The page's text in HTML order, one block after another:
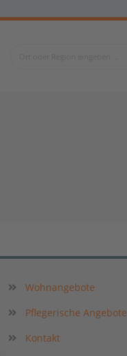
Wohnangebote
Pflegerische Angebote
Kontakt